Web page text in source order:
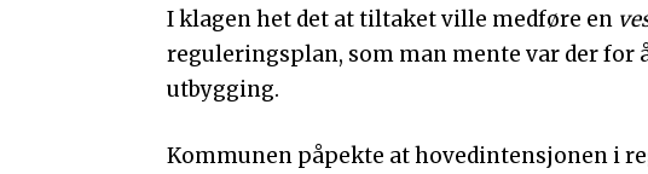
I klagen het det at tiltaket ville medføre en
reguleringsplan, som man mente var der for
utbygging.
Kommunen påpekte at hovedintensjonen i